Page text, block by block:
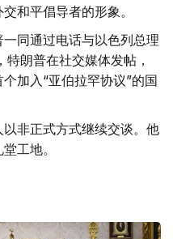
和平倡导者的形象。
同通过电话与以色列总理
朗普在社交媒体发帖，
加入“亚伯拉罕协议”的国
非正式方式继续交谈。他
工地。